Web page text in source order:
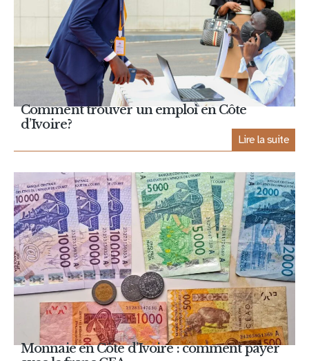
Comment trouver un emploi en Côte
d’Ivoire?
Lire la suite
Monnaie en Côte d’Ivoire : comment payer